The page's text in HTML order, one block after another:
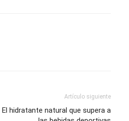
Artículo siguiente
hidratante natural que supera a